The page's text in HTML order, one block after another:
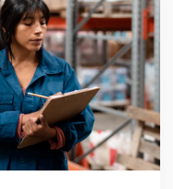
& personal
terlengkap